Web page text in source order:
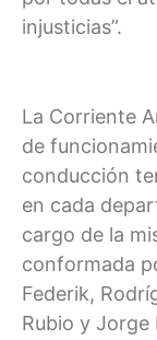
injusticias”.
La Corriente
de
conducción
en cada
cargo de la
conformada
Federik,
Rubio y